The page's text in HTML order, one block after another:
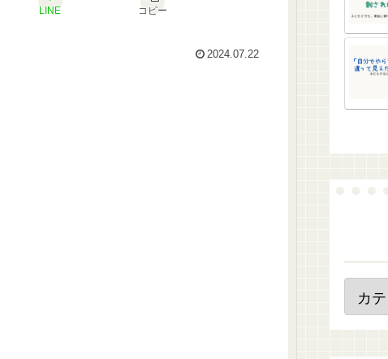
LINE コピー
2024.07.22